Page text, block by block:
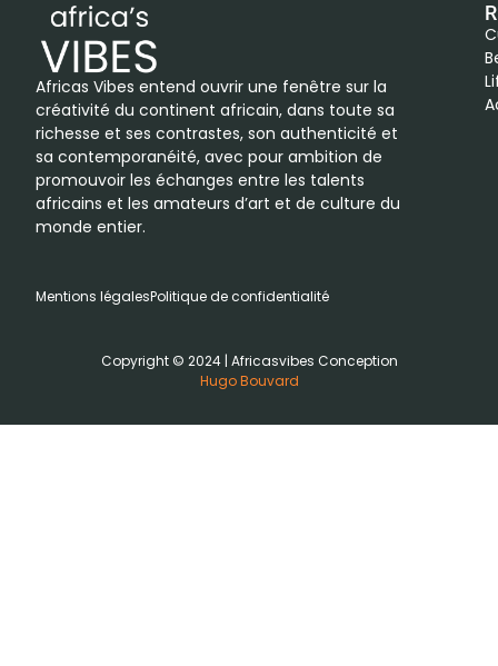
Africas Vibes entend ouvrir une fenêtre sur la
créativité du continent africain, dans toute sa
richesse et ses contrastes, son authenticité et
sa contemporanéité, avec pour ambition de
promouvoir les échanges entre les talents
africains et les amateurs d’art et de culture du
monde entier.
Mentions légalesPolitique de confidentialité
Copyright © 2024 | Africasvibes Conception
Hugo Bouvard